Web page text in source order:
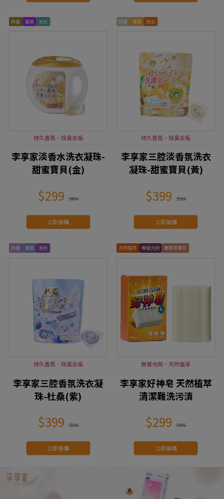
持香 香氛 洗衣
持久香氛、除臭去垢
李享家淡香水洗衣凝珠-
甜蜜寶貝(金)
$299 $499
立即搶購
持香 香氛 洗衣
持久香氛、除臭去垢
李享家三腔淡香氛洗衣
凝珠-甜蜜寶貝(黃)
$399 $599
立即搶購
持香 香氛 洗衣
持久香氛、除臭去垢
李享家三腔香氛洗衣凝
珠-杜桑(紫)
$399 $599
立即搶購
天然植萃 無螢光劑 萬用家事皂
無螢光劑、天然植萃
李享家好神皂 天然植萃
清潔難洗污漬
$299 $499
立即搶購